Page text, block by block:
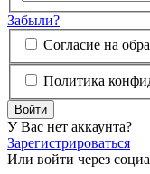
Забыли?
Согласие на
Политика
Войти
У Вас нет аккаунта?
Зарегистрироваться
Или войти через